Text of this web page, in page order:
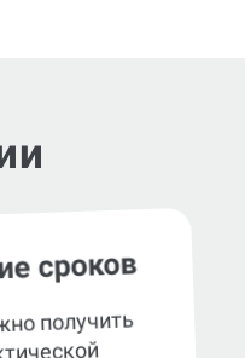
сроков
получить